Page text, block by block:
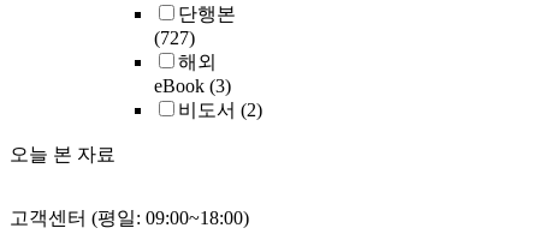
단행본
(727)
해외
eBook (3)
비도서 (2)
오늘 본 자료
고객센터 (평일: 09:00~18:00)